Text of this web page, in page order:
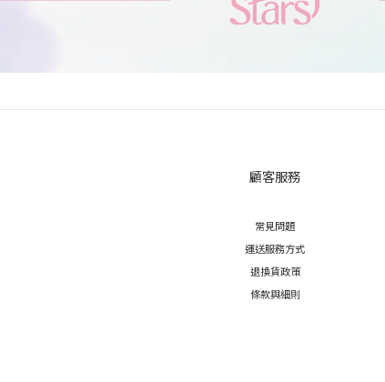
顧客服務
常見問題
運送服務方式
退換貨政策
條款與細則